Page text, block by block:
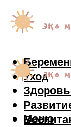
Уход
Меню